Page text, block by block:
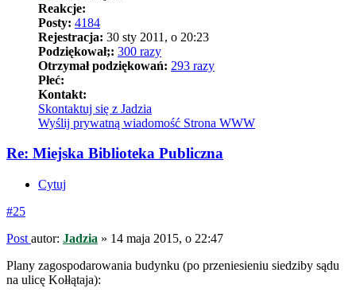
Reakcje:
Posty: 4184
Rejestracja: 30 sty 2011, o 20:23
Podziękował;: 300 razy
Otrzymał podziękowań: 293 razy
Płeć:
Kontakt:
Skontaktuj się z Jadzia
Wyślij prywatną wiadomość Strona WWW
Re: Miejska Biblioteka Publiczna
Cytuj
#25
Post autor: Jadzia » 14 maja 2015, o 22:47
Plany zagospodarowania budynku (po przeniesieniu siedziby sądu
na ulicę Kołłątaja):